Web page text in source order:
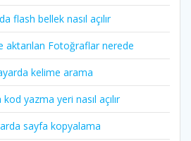
flash bellek nasıl açılır
aktarılan Fotoğraflar nerede
kelime arama
yazma yeri nasıl açılır
sayfa kopyalama